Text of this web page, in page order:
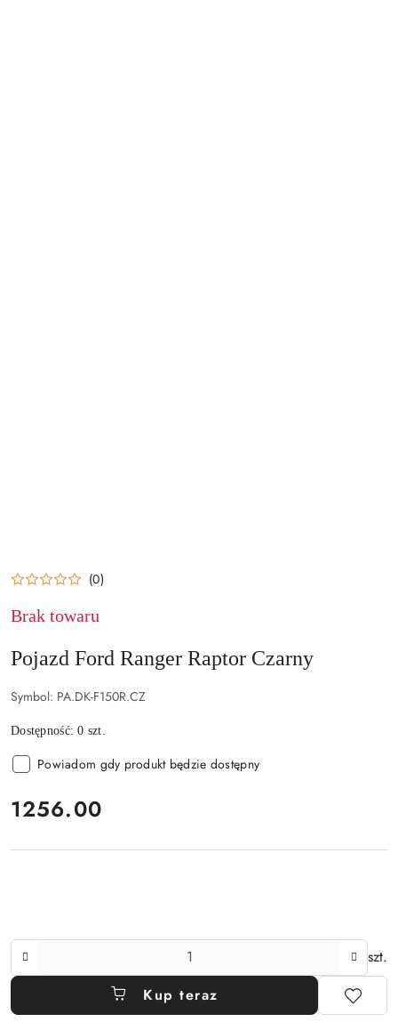
(0)
Brak towaru
Pojazd Ford Ranger Raptor Czarny
Symbol: PA.DK-F150R.CZ
Dostępność:0 szt.
Powiadom gdy produkt będzie dostępny
cena:
1256.00
szt.
Kup teraz